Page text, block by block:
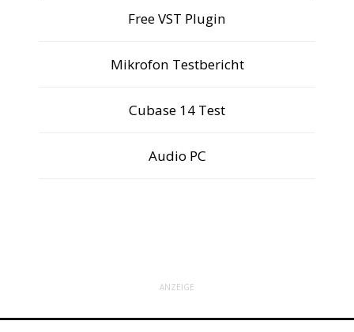
Free VST Plugin
Mikrofon Testbericht
Cubase 14 Test
Audio PC
ANZEIGE